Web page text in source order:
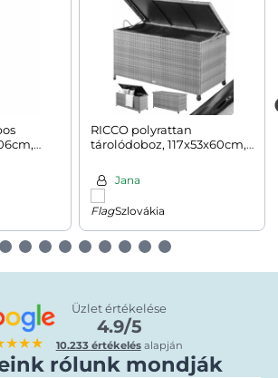
RICCO polyrattan
tárolódoboz, 117x53x60cm,
Jana
Szlovákia
Üzlet értékelése
4.9/5
10.233 értékelésalapján
rólunk mondják